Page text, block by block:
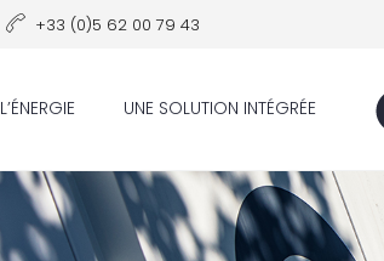
+33 (0)5 62 00 79 43
L’ÉNERGIE UNE SOLUTION INTÉGRÉE